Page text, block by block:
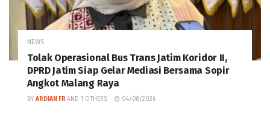
NEWS
Tolak Operasional Bus Trans Jatim Koridor II,
DPRD Jatim Siap Gelar Mediasi Bersama Sopir
Angkot Malang Raya
BY ARDIAN FR AND 1 OTHERS 04/08/2026